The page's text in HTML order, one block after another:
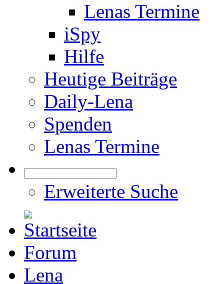
Lenas Termine
iSpy
Hilfe
Heutige Beiträge
Daily-Lena
Spenden
Lenas Termine
Erweiterte Suche
Forum
Lena